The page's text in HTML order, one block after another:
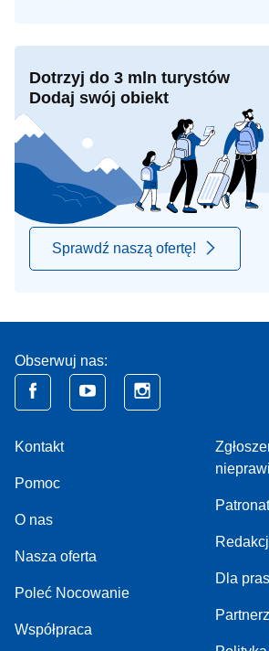
Dotrzyj do 3 mln turystów
Dodaj swój obiekt
Sprawdź naszą ofertę!
Obserwuj nas:
Kontakt
Pomoc
O nas
Nasza oferta
Poleć Nocowanie
Współpraca
Dla